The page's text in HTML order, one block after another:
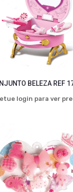
BELEZA REF
login para ver